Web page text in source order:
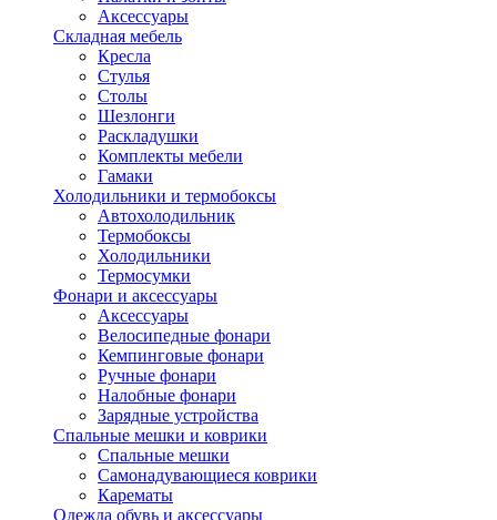
Аксессуары
Складная мебель
Кресла
Стулья
Столы
Шезлонги
Раскладушки
Комплекты мебели
Гамаки
Холодильники и термобоксы
Автохолодильник
Термобоксы
Холодильники
Термосумки
Фонари и аксессуары
Аксессуары
Велосипедные фонари
Кемпинговые фонари
Ручные фонари
Налобные фонари
Зарядные устройства
Спальные мешки и коврики
Спальные мешки
Самонадувающиеся коврики
Карематы
Одежда обувь и аксессуары